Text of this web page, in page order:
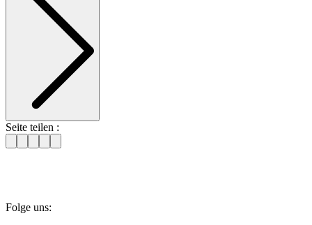
Seite teilen :
Folge uns: